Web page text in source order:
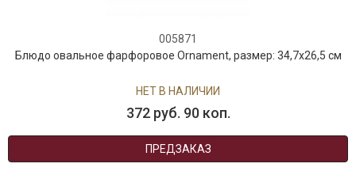
005871
Блюдо овальное фарфоровое Ornament, размер: 34,7х26,5 см
НЕТ В НАЛИЧИИ
372 руб. 90 коп.
ПРЕДЗАКАЗ